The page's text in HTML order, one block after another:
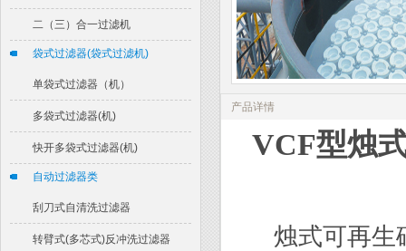
二（三）合一过滤机
袋式过滤器(袋式过滤机)
单袋式过滤器（机）
多袋式过滤器(机)
快开多袋式过滤器(机)
自动过滤器类
刮刀式自清洗过滤器
转臂式(多芯式)反冲洗过滤器
产品详情
VCF型烛
烛式可再生